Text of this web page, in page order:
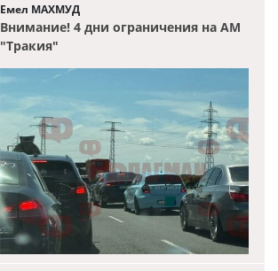
Емел МАХМУД
Внимание! 4 дни ограничения на АМ
"Тракия"